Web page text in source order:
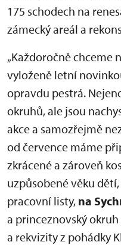
175 schodech na
zámecký areál a
„Každoročně chceme
vyloženě letní
opravdu pestrá.
okruhů, ale jsou
akce a samozřejmě
od července máme
zkrácené a zároveň
uzpůsobené věku dětí,
pracovní listy, na
a princeznovský
a rekvizity z pohádky